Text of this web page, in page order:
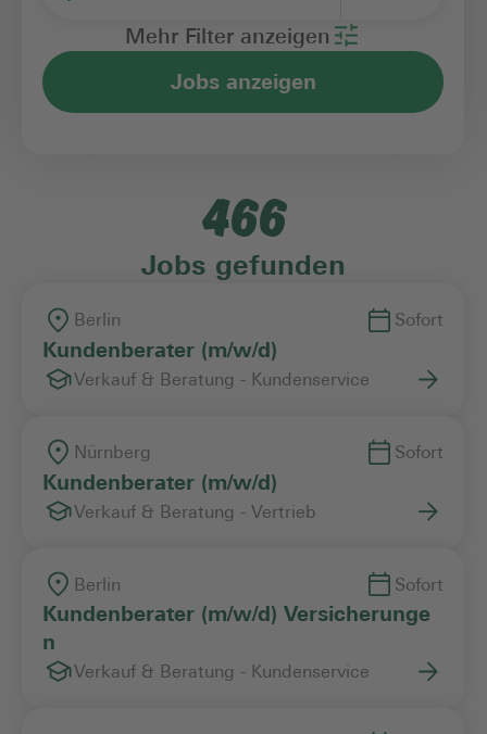
Vertragsart
Mehr Filter anzeigen
Jobs anzeigen
466
Jobs gefunden
Berlin Sofort
Kundenberater (m/w/d)
Verkauf & Beratung - Kundenservice
Nürnberg Sofort
Kundenberater (m/w/d)
Verkauf & Beratung - Vertrieb
Berlin Sofort
Kundenberater (m/w/d) Versicherunge
n
Verkauf & Beratung - Kundenservice